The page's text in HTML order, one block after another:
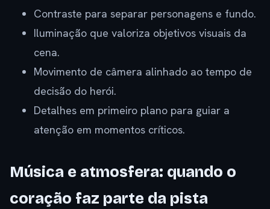
Contraste para separar personagens e fundo.
Iluminação que valoriza objetivos visuais da
cena.
Movimento de câmera alinhado ao tempo de
decisão do herói.
Detalhes em primeiro plano para guiar a
atenção em momentos críticos.
Música e atmosfera: quando o
coração faz parte da pista